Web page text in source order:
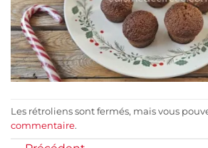
Les rétroliens sont fermés, mais vous
commentaire.